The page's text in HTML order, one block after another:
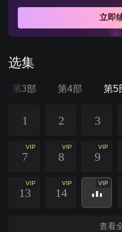
立即
选集
第3部 第4部 第5
1 2 3
VIP
7
VIP
8
VIP
9
VIP
13
VIP
14
VIP
查看